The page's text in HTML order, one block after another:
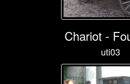
Chariot -
uti03